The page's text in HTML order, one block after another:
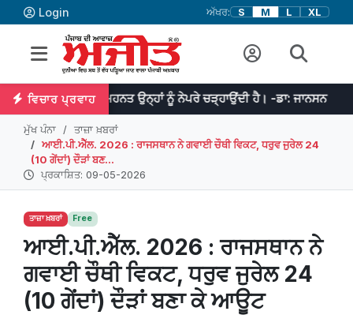
Login ਅੱਖਰ: S M L XL
ਵਿਚਾਰ ਪ੍ਰਵਾਹ
ਹੈ ਤੇ ਮਿਹਨਤ ਉਨ੍ਹਾਂ ਨੂੰ ਨੇਪਰੇ ਚੜ੍ਹਾਉਂਦੀ ਹੈ। -ਡਾ: ਜਾਨਸਨ ਜੇਕਰ
ਮੁੱਖ ਪੰਨਾ
ਤਾਜ਼ਾ ਖ਼ਬਰਾਂ
ਆਈ.ਪੀ.ਐੱਲ. 2026 : ਰਾਜਸਥਾਨ ਨੇ ਗਵਾਈ ਚੌਥੀ ਵਿਕਟ, ਧਰੁਵ ਜੁਰੇਲ 24
(10 ਗੇਂਦਾਂ) ਦੌੜਾਂ ਬਣ...
ਪ੍ਰਕਾਸ਼ਿਤ: 09-05-2026
ਤਾਜ਼ਾ ਖ਼ਬਰਾਂ Free
ਆਈ.ਪੀ.ਐੱਲ. 2026 : ਰਾਜਸਥਾਨ ਨੇ
ਗਵਾਈ ਚੌਥੀ ਵਿਕਟ, ਧਰੁਵ ਜੁਰੇਲ 24
(10 ਗੇਂਦਾਂ) ਦੌੜਾਂ ਬਣਾ ਕੇ ਆਊਟ